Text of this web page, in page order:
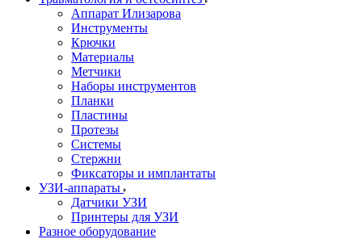
Аппарат Илизарова
Инструменты
Крючки
Материалы
Метчики
Наборы инструментов
Планки
Пластины
Протезы
Системы
Стержни
Фиксаторы и имплантаты
УЗИ-аппараты
Датчики УЗИ
Принтеры для УЗИ
Разное оборудование